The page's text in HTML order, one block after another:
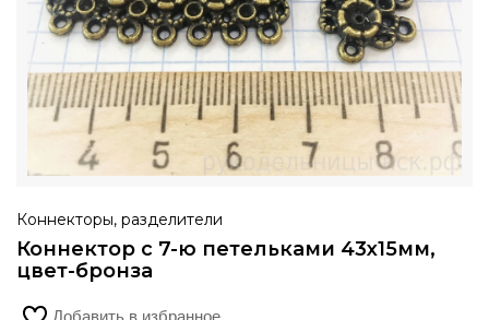
Коннекторы, разделители
Коннектор с 7-ю петельками 43х15мм,
цвет-бронза
Добавить в избранное